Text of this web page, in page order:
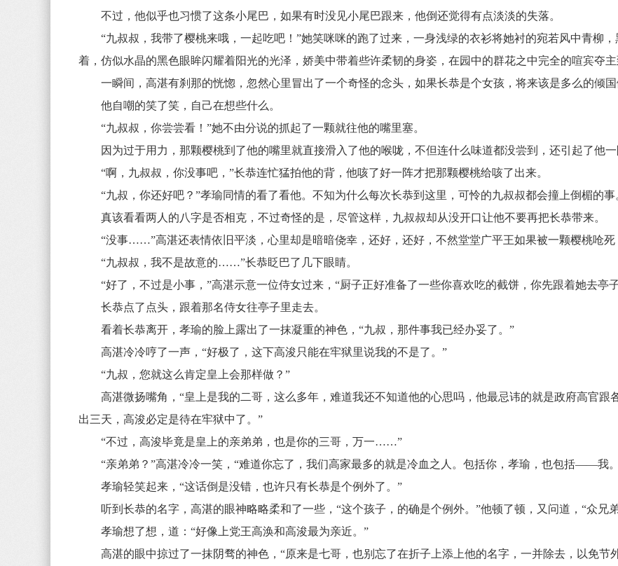
不过，他似乎也习惯了这条小尾巴，如果有时没见小尾巴跟来，他倒还觉得有点淡淡的失落。
“九叔叔，我带了樱桃来哦，一起吃吧！”她笑咪咪的跑了过来，一身浅绿的衣衫将她衬的宛若风中青柳
着，仿似水晶的黑色眼眸闪耀着阳光的光泽，娇美中带着些许柔韧的身姿，在园中的群花之中完全的喧宾夺
一瞬间，高湛有刹那的恍惚，忽然心里冒出了一个奇怪的念头，如果长恭是个女孩，将来该是多么的倾国
他自嘲的笑了笑，自己在想些什么。
“九叔叔，你尝尝看！”她不由分说的抓起了一颗就往他的嘴里塞。
因为过于用力，那颗樱桃到了他的嘴里就直接滑入了他的喉咙，不但连什么味道都没尝到，还引起了他一
“啊，九叔叔，你没事吧，”长恭连忙猛拍他的背，他咳了好一阵才把那颗樱桃给咳了出来。
“九叔，你还好吧？”孝瑜同情的看了看他。不知为什么每次长恭到这里，可怜的九叔叔都会撞上倒楣的事
真该看看两人的八字是否相克，不过奇怪的是，尽管这样，九叔叔却从没开口让他不要再把长恭带来。
“没事……”高湛还表情依旧平淡，心里却是暗暗侥幸，还好，还好，不然堂堂广平王如果被一颗樱桃呛死
“九叔叔，我不是故意的……”长恭眨巴了几下眼睛。
“好了，不过是小事，”高湛示意一位侍女过来，“厨子正好准备了一些你喜欢吃的截饼，你先跟着她去亭
长恭点了点头，跟着那名侍女往亭子里走去。
看着长恭离开，孝瑜的脸上露出了一抹凝重的神色，“九叔，那件事我已经办妥了。”
高湛冷冷哼了一声，“好极了，这下高浚只能在牢狱里说我的不是了。”
“九叔，您就这么肯定皇上会那样做？”
高湛微扬嘴角，“皇上是我的二哥，这么多年，难道我还不知道他的心思吗，他最忌讳的就是政府高官跟
出三天，高浚必定是待在牢狱中了。”
“不过，高浚毕竟是皇上的亲弟弟，也是你的三哥，万一……”
“亲弟弟？”高湛冷冷一笑，“难道你忘了，我们高家最多的就是冷血之人。包括你，孝瑜，也包括——我
孝瑜轻笑起来，“这话倒是没错，也许只有长恭是个例外了。”
听到长恭的名字，高湛的眼神略略柔和了一些，“这个孩子，的确是个例外。”他顿了顿，又问道，“众兄
孝瑜想了想，道：“好像上党王高涣和高浚最为亲近。”
高湛的眼中掠过了一抹阴骛的神色，“原来是七哥，也别忘了在折子上添上他的名字，一并除去，以免节